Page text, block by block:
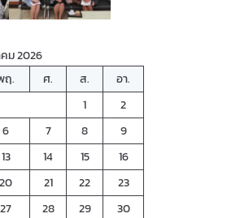
ม 2026
ฤ. ศ. ส.
อา.
1
2
6 7 8
9
13 14 15
16
20 21 22
23
27 28 29
30